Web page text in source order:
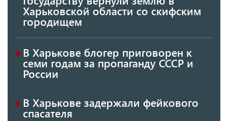
Харьковской области со скифским
городищем
В Харькове блогер приговорен к
семи годам за пропаганду СССР и
России
В Харькове задержали фейкового
спасателя